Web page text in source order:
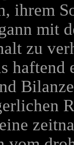
ihrem
mit
zu
haftend